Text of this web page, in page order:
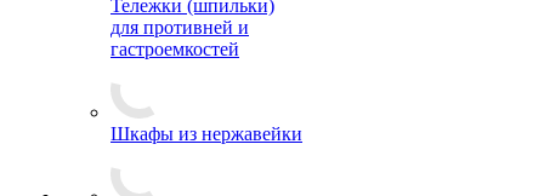
Тележки (шпильки)
для противней и
гастроемкостей
Шкафы из нержавейки